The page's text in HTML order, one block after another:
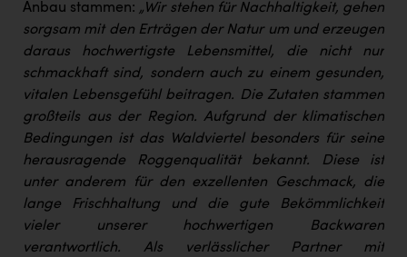
Anbau stammen: „Wir stehen für Nachhaltigkeit, gehen
sorgsam mit den Erträgen der Natur um und erzeugen
daraus hochwertigste Lebensmittel, die nicht nur
schmackhaft sind, sondern auch zu einem gesunden,
vitalen Lebensgefühl beitragen. Die Zutaten stammen
großteils aus der Region. Aufgrund der klimatischen
Bedingungen ist das Waldviertel besonders für seine
herausragende Roggenqualität bekannt. Diese ist
unter anderem für den exzellenten Geschmack, die
lange Frischhaltung und die gute Bekömmlichkeit
vieler unserer hochwertigen Backwaren
verantwortlich. Als verlässlicher Partner mit